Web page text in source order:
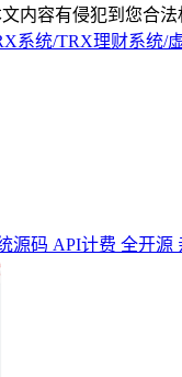
内容有侵犯到您合
系统/TRX理财系统/
源码 API计费 全开源